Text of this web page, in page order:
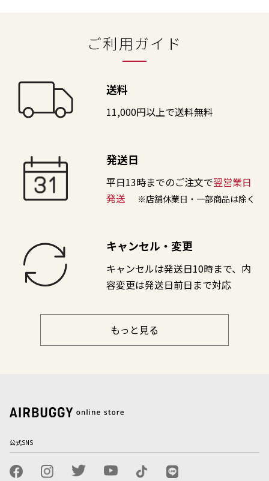
ご利用ガイド
送料
11,000円以上で送料無料
発送日
平日13時までのご注文で翌営業日
発送
※店舗休業日・一部商品は除く
キャンセル・変更
キャンセルは発送日10時まで、内
容変更は発送日前日まで対応
もっと見る
公式SNS